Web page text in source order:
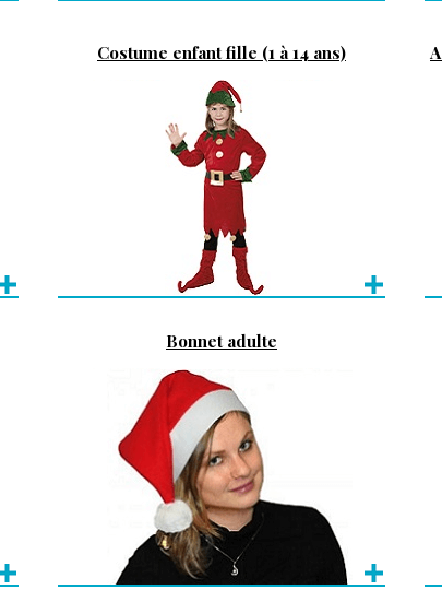
Costume enfant fille (1 à 14 ans)
Bonnet adulte